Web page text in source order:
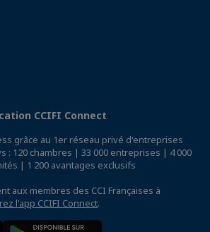
CCIFI Connect
grâce au 1er réseau privé d'entreprises
: 120 chambres | 33 000 entreprises | 4 000
| 1 200 avantages exclusifs
aux membres des CCI Françaises à
l'app CCIFI Connect.